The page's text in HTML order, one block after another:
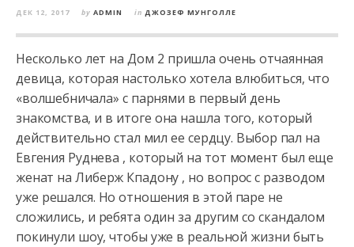
ДЕК 12, 2017 by ADMIN in ДЖОЗЕФ МУНГОЛЛЕ
Несколько лет на Дом 2 пришла очень отчаянная
девица, которая настолько хотела влюбиться, что
«волшебничала» с парнями в первый день
знакомства, и в итоге она нашла того, который
действительно стал мил ее сердцу. Выбор пал на
Евгения Руднева , который на тот момент был еще
женат на Либерж Кпадону , но вопрос с разводом
уже решался. Но отношения в этой паре не
сложились, и ребята один за другим со скандалом
покинули шоу, чтобы уже в реальной жизни быть